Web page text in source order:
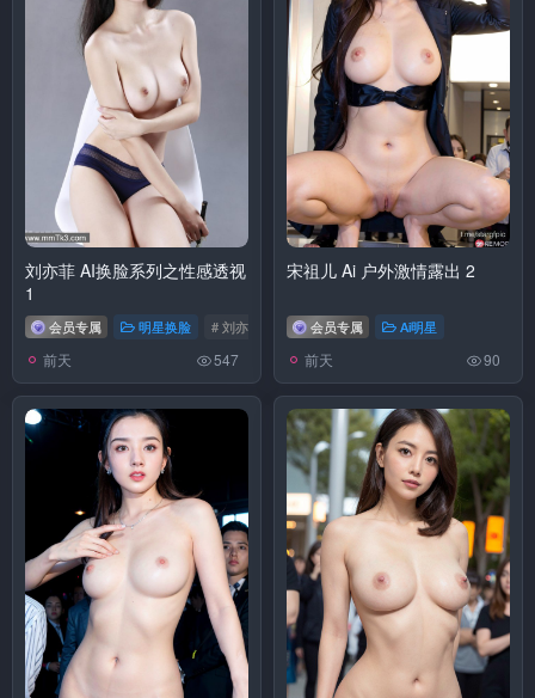
刘亦菲 AI换脸系列之性感透视
1
会员专属 明星换脸 # 刘亦菲
前天 547
宋祖儿 Ai 户外激情露出 2
会员专属 Ai明星
前天 90